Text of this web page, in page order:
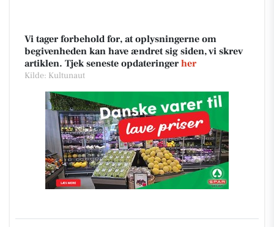
Vi tager forbehold for, at oplysningerne om
begivenheden kan have ændret sig siden, vi skrev
artiklen. Tjek seneste opdateringer her
Kilde: Kultunaut